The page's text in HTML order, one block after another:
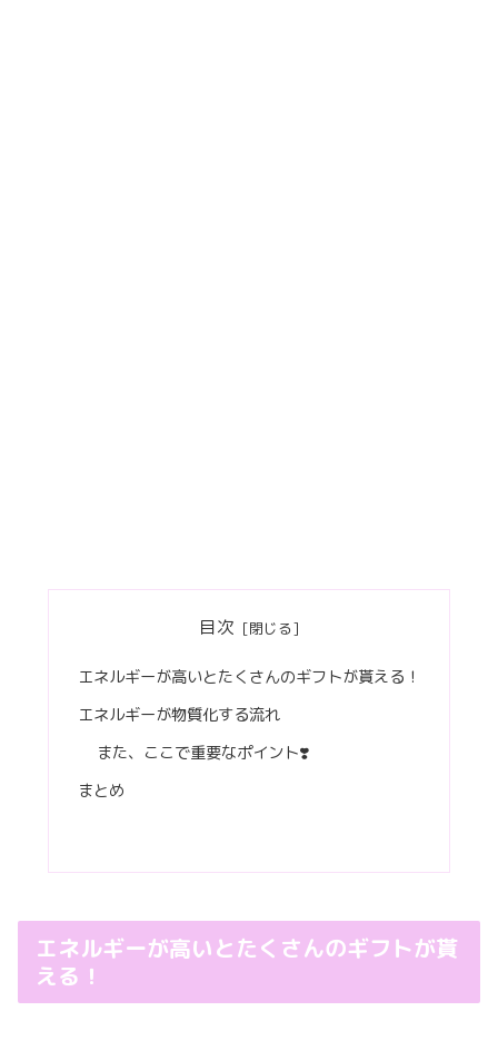
目次
エネルギーが高いとたくさんのギフトが貰える！
エネルギーが物質化する流れ
また、ここで重要なポイント❣️
まとめ
エネルギーが高いとたくさんのギフトが貰
える！